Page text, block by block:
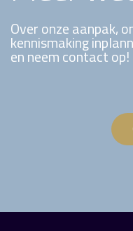
Over onze aanpak,
kennismaking
en neem contact op!